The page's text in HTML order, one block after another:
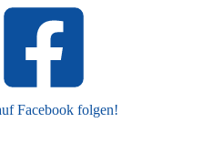
Facebook folgen!